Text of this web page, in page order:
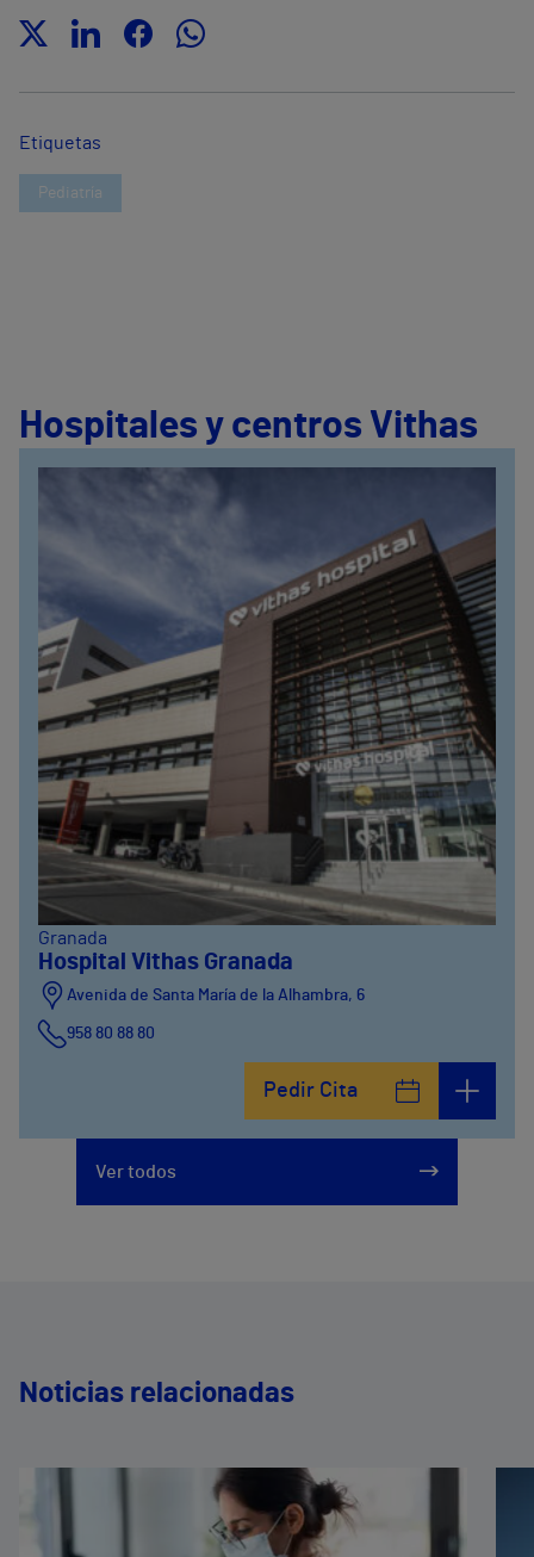
Etiquetas
Pediatría
Hospitales y centros Vithas
Granada
Hospital Vithas Granada
Avenida de Santa María de la Alhambra, 6
958 80 88 80
Pedir Cita
Ver todos
Noticias relacionadas